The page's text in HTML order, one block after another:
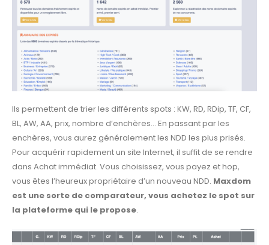
Ils permettent de trier les différents spots : KW, RD, RDip, TF, CF,
BL, AW, AA, prix, nombre d’enchères… En passant par les
enchères, vous aurez généralement les NDD les plus prisés.
Pour acquérir rapidement un site Internet, il suffit de se rendre
dans Achat immédiat. Vous choisissez, vous payez et hop,
vous êtes l’heureux propriétaire d’un nouveau NDD. Maxdom
est une sorte de comparateur, vous achetez le spot sur
la plateforme qui le propose.